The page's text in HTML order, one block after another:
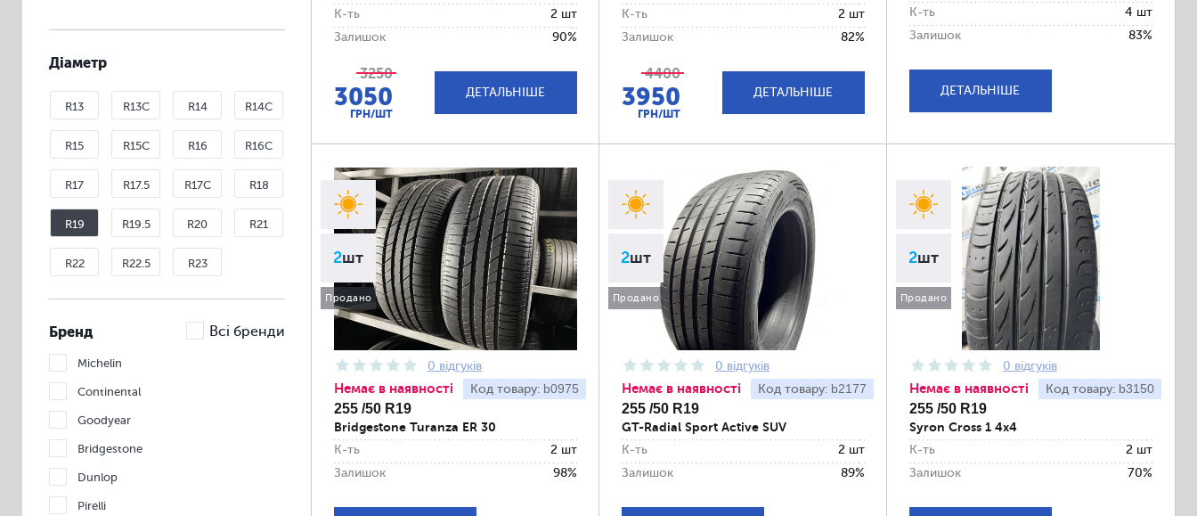
Діаметр
R13 R13C R14 R14C
R15 R15C R16 R16C
R17 R17.5 R17C R18
R19 R19.5 R20 R21
R22 R22.5 R23
Бренд Всі бренди
Michelin
Continental
Goodyear
Bridgestone
Dunlop
Pirelli
К-ть
2 шт
Залишок
90%
3250
3050
ГРН/ШТ
ДЕТАЛЬНІШЕ
К-ть
2 шт
Залишок
82%
4400
3950
ГРН/ШТ
ДЕТАЛЬНІШЕ
К-ть
4 шт
Залишок
83%
ДЕТАЛЬНІШЕ
2шт
Продано
0 відгуків
Код товару: b0975
Немає в наявності
255 /50 R19
Bridgestone Turanza ER 30
К-ть
2 шт
Залишок
98%
2шт
Продано
0 відгуків
Код товару: b2177
Немає в наявності
255 /50 R19
GT-Radial Sport Active SUV
К-ть
2 шт
Залишок
89%
2шт
Продано
0 відгуків
Код товару: b3150
Немає в наявності
255 /50 R19
Syron Cross 1 4x4
К-ть
2 шт
Залишок
70%